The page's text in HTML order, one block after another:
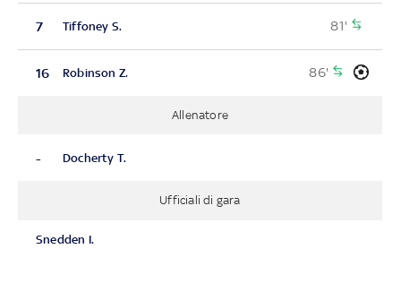
7 Tiffoney S. 81'
16 Robinson Z. 86'
Allenatore
- Docherty T.
Ufficiali di gara
Snedden I.